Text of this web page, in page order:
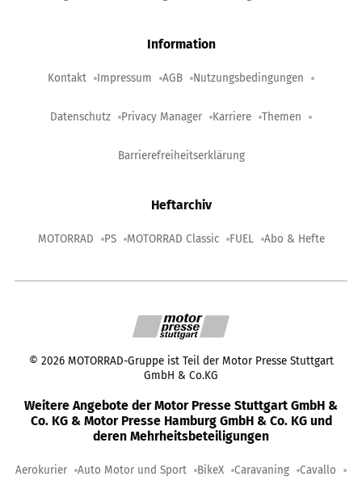
Information
Kontakt Impressum AGB Nutzungsbedingungen
Datenschutz Privacy Manager Karriere Themen
Barrierefreiheitserklärung
Heftarchiv
MOTORRAD PS MOTORRAD Classic FUEL Abo & Hefte
© 2026 MOTORRAD-Gruppe ist Teil der Motor Presse Stuttgart
GmbH & Co.KG
Weitere Angebote der Motor Presse Stuttgart GmbH &
Co. KG & Motor Presse Hamburg GmbH & Co. KG und
deren Mehrheitsbeteiligungen
Aerokurier Auto Motor und Sport BikeX Caravaning Cavallo